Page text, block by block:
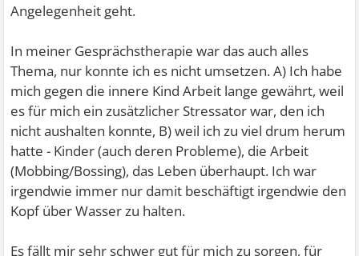
Angelegenheit geht.
In meiner Gesprächstherapie war das auch alles
Thema, nur konnte ich es nicht umsetzen. A) Ich habe
mich gegen die innere Kind Arbeit lange gewährt, weil
es für mich ein zusätzlicher Stressator war, den ich
nicht aushalten konnte, B) weil ich zu viel drum herum
hatte - Kinder (auch deren Probleme), die Arbeit
(Mobbing/Bossing), das Leben überhaupt. Ich war
irgendwie immer nur damit beschäftigt irgendwie den
Kopf über Wasser zu halten.
Es fällt mir sehr schwer gut für mich zu sorgen, für